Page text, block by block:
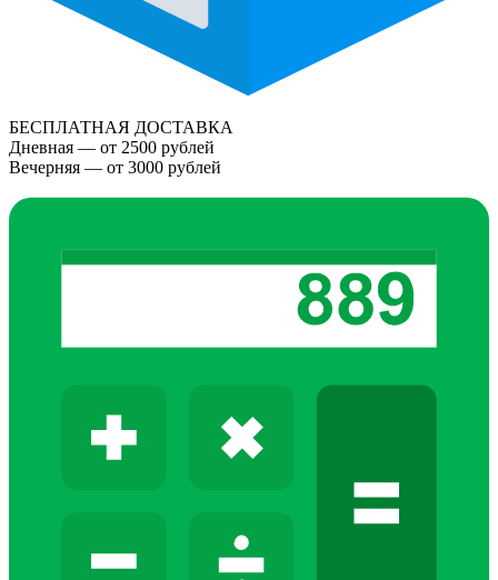
БЕСПЛАТНАЯ ДОСТАВКА
Дневная — от 2500 рублей
Вечерняя — от 3000 рублей